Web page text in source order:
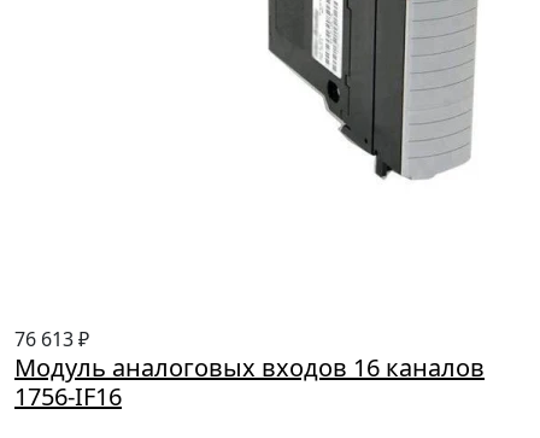
76 613 ₽
Модуль аналоговых входов 16 каналов
1756-IF16